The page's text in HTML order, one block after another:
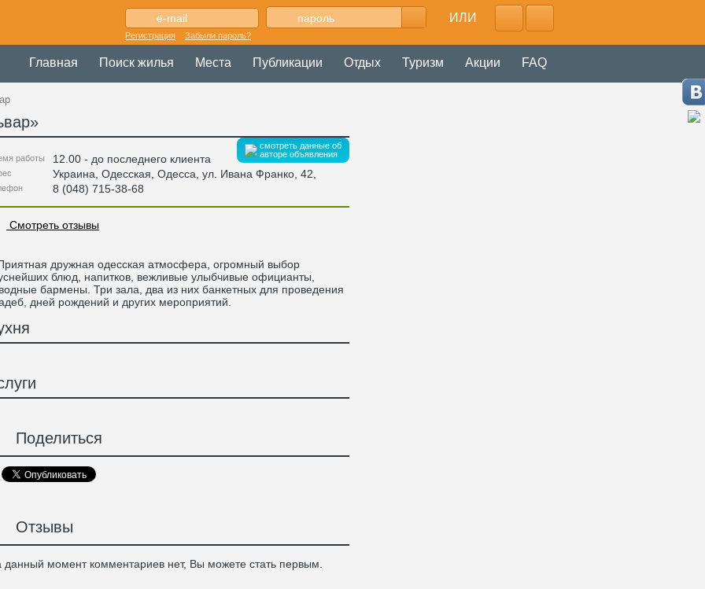
ИЛИ
Регистрация Забыли пароль?
Главная Поиск жилья Места Публикации Отдых Туризм Акции FAQ
»
смотреть данные об
авторе объявления
работы 12.00 - до последнего клиента
Украина Одесская , Одесса, ул. Ивана Франко, 42
8 (048) 715-38-68
Смотреть отзывы
дружная одесская атмосфера, огромный выбор
блюд, напитков, вежливые улыбчивые официанты,
бармены. Три зала, два из них банкетных для проведения
дней рождений и других мероприятий.
Поделиться
Отзывы
данный момент комментариев нет, Вы можете стать первым.